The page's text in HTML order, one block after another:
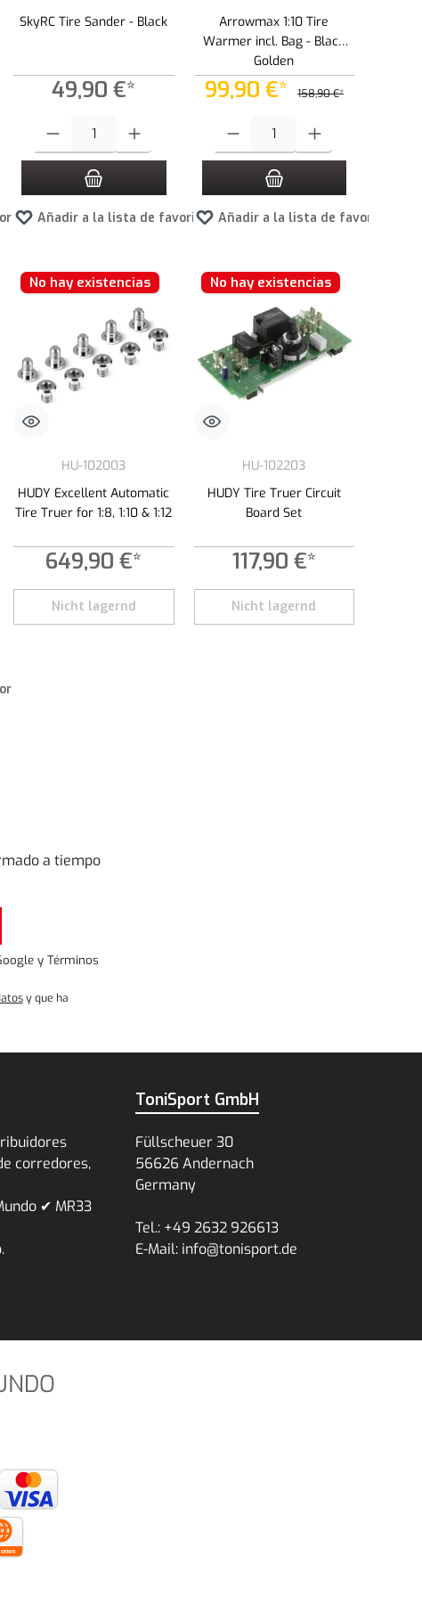
SkyRC Tire Sander - Black
49,90 €*
Añadir a la lista de favoritos
Arrowmax 1:10 Tire
Warmer incl. Bag - Black
Golden
99,90 €* 158,90 €*
Añadir a la lista de favoritos
para aumentar o disminuir la cantidad.
la cantidad deseada o usa los botones para aumentar o disminuir la cantidad.
No hay existencias
HU-102003
HUDY Excellent Automatic
Tire Truer for 1:8, 1:10 & 1:12
649,90 €*
Nicht lagernd
No hay existencias
HU-102203
HUDY Tire Truer Circuit
Board Set
117,90 €*
Nicht lagernd
a tiempo
y Términos
y que ha
corredores,
✔ MR33
ToniSport GmbH
Füllscheuer 30
56626 Andernach
Germany
Tel.: +49 2632 926613
E-Mail: info@tonisport.de